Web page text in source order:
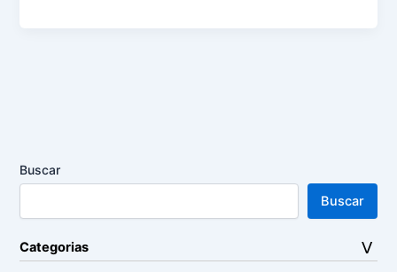
Buscar
Buscar
Categorias